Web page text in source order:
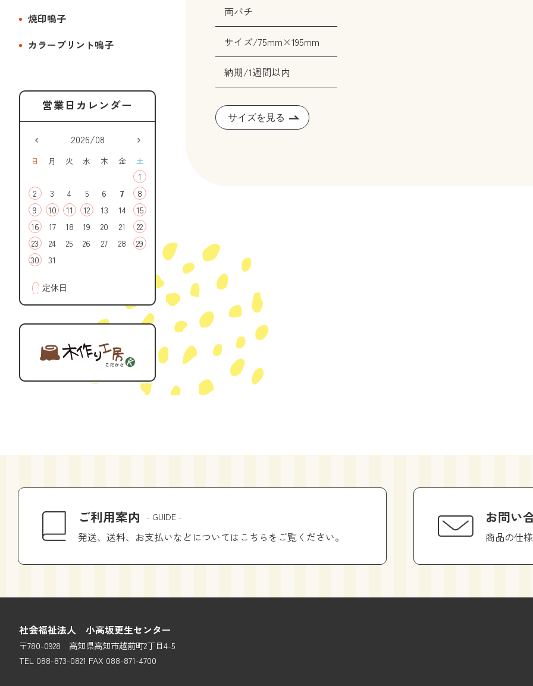
両バチ
サイズ/75mm×195mm
納期/1週間以内
サイズを見る
焼印鳴子
カラープリント鳴子
2026/08
日 月 火 水 木 金 土
1
2
3 4 5 6 7
8
9
10 11 12 13 14
15
16
17 18 19 20 21
22
23
24 25 26 27 28
29
30
31
■ 定休日
ご利用案内 - GUIDE -
発送、送料、お支払いなどについてはこちらをご覧ください。
お問い
商品の仕
社会福祉法人 小高坂更生センター
〒780-0928 高知県高知市越前町2丁目4-5
TEL 088-873-0821 FAX 088-871-4700